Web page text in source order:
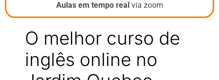
Aulas em tempo real via zoom
O melhor curso de
inglês online no